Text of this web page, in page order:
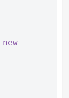
new